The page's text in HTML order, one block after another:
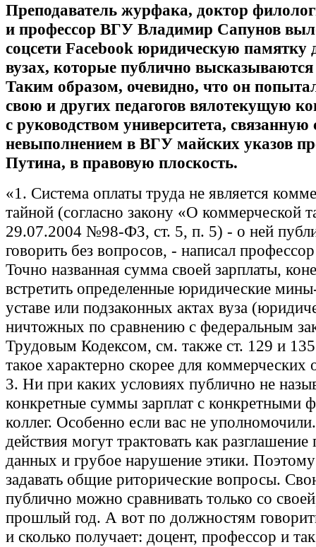
Преподаватель журфака, доктор
и профессор ВГУ Владимир Сапунов
соцсети Facebook юридическую памятку
вузах, которые публично высказываются
Таким образом, очевидно, что он
свою и других педагогов вялотекущую
с руководством университета, связанную
невыполнением в ВГУ майских указов
Путина, в правовую плоскость.
«1. Система оплаты труда не является
тайной (согласно закону «О коммерческой
29.07.2004 №98-ФЗ, ст. 5, п. 5‎) - о ней
говорить без вопросов, - написал
Точно названная сумма своей зарплаты,
встретить определенные юридические
уставе или подзаконных актах вуза
ничтожных по сравнению с федеральным
Трудовым Кодексом, см. также ст. 129 и
такое характерно скорее для коммерческих
3. Ни при каких условиях публично не
конкретные суммы зарплат с конкретными
коллег. Особенно если вас не
действия могут трактовать как
данных и грубое нарушение этики.
задавать общие риторические вопросы.
публично можно сравнивать только со
прошлый год. А вот по должностям
и сколько получает: доцент, профессор и